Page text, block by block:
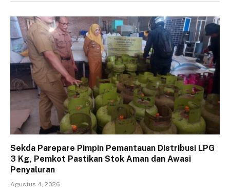
Sekda Parepare Pimpin Pemantauan Distribusi LPG
3 Kg, Pemkot Pastikan Stok Aman dan Awasi
Penyaluran
Agustus 4, 2026